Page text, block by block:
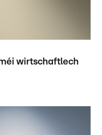
wirtschaftlech